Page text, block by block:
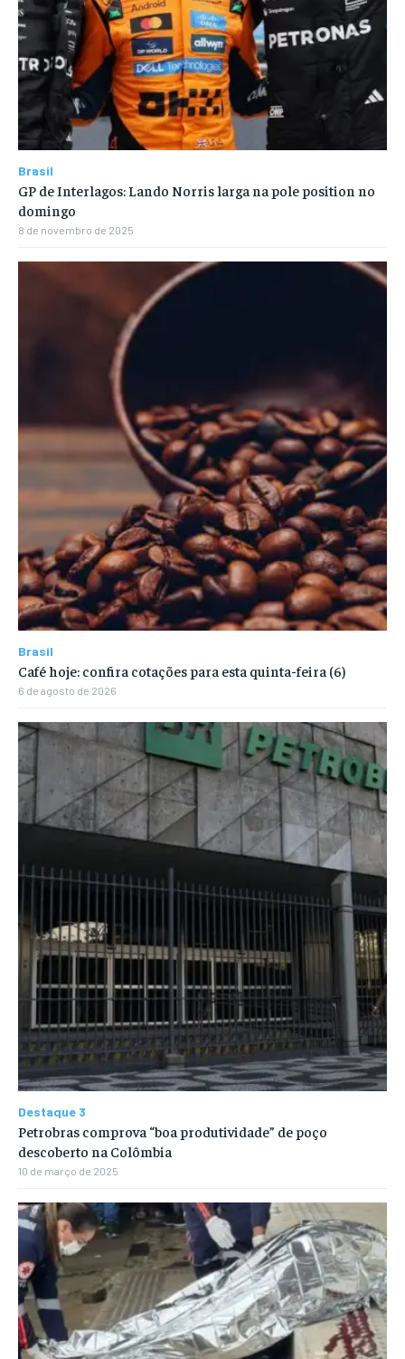
Brasil
GP de Interlagos: Lando Norris larga na pole position no
domingo
8 de novembro de 2025
Brasil
Café hoje: confira cotações para esta quinta-feira (6)
6 de agosto de 2026
Destaque 3
Petrobras comprova “boa produtividade” de poço
descoberto na Colômbia
10 de março de 2025